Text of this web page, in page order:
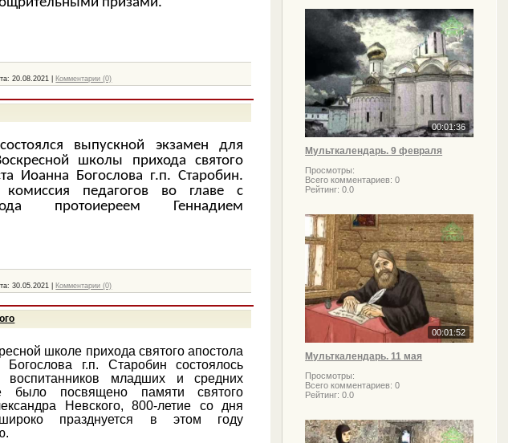
00:01:36
Мульткалендарь. 9 февраля
Просмотры:
Всего комментариев:0
Рейтинг:0.0
00:01:52
Мульткалендарь. 11 мая
Просмотры:
Всего комментариев:0
Рейтинг:0.0
20.08.2021 Комментарии (0)
выпускной экзамен для
школы прихода святого
Иоанна Богослова г.п. Старобин.
педагогов во главе с
протоиереем Геннадием
30.05.2021 Комментарии (0)
школе прихода святого апостола
г.п. Старобин состоялось
воспитанников младших и средних
было посвящено памяти святого
Невского, 800-летие со дня
празднуется в этом году